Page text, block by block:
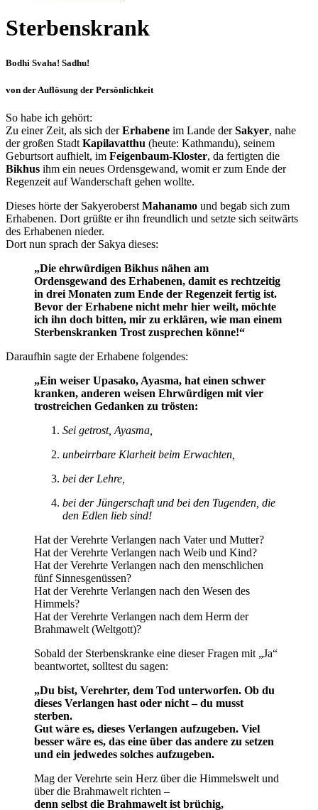
Sterbenskrank
Bodhi Svaha! Sadhu!
von der Auflösung der Persönlichkeit
So habe ich gehört:
Zu einer Zeit, als sich derErhabene im Lande derSakyer, nahe
der großen Stadt Kapilavatthu (heute: Kathmandu), seinem
Geburtsort aufhielt, im Feigenbaum-Kloster, da fertigten die
Bikhus ihm ein neues Ordensgewand, womit er zum Ende der
Regenzeit auf Wanderschaft gehen wollte.
Dieses hörte der Sakyeroberst Mahanamo und begab sich zum
Erhabenen. Dort grüßte er ihn freundlich und setzte sich seitwärts
des Erhabenen nieder.
Dort nun sprach der Sakya dieses:
„Die ehrwürdigen Bikhus nähen am
Ordensgewand des Erhabenen, damit es rechtzeitig
in drei Monaten zum Ende der Regenzeit fertig ist.
Bevor der Erhabene nicht mehr hier weilt, möchte
ich ihn doch bitten, mir zu erklären, wie man einem
Sterbenskranken Trost zusprechen könne!“
Daraufhin sagte der Erhabene folgendes:
„Ein weiser Upasako, Ayasma, hat einen schwer
kranken, anderen weisen Ehrwürdigen mit vier
trostreichen Gedanken zu trösten:
Sei getrost, Ayasma,
unbeirrbare Klarheit beim Erwachten,
bei der Lehre,
bei der Jüngerschaft und bei den Tugenden, die
den Edlen lieb sind!
Hat der Verehrte Verlangen nach Vater und Mutter?
Hat der Verehrte Verlangen nach Weib und Kind?
Hat der Verehrte Verlangen nach den menschlichen
fünf Sinnesgenüssen?
Hat der Verehrte Verlangen nach den Wesen des
Himmels?
Hat der Verehrte Verlangen nach dem Herrn der
Brahmawelt (Weltgott)?
Sobald der Sterbenskranke eine dieser Fragen mit „Ja“
beantwortet, solltest du sagen:
„Du bist, Verehrter, dem Tod unterworfen. Ob du
dieses Verlangen hast oder nicht – du musst
sterben.
Gut wäre es, dieses Verlangen aufzugeben. Viel
besser wäre es, das eine über das andere zu setzen
und ein jedwedes solches aufzugeben.
Mag der Verehrte sein Herz über die Himmelswelt und
über die Brahmawelt richten –
denn selbst die Brahmawelt ist brüchig,